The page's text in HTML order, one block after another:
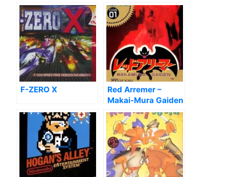
Wild
F-ZERO X
Red Arremer –
Makai-Mura Gaiden